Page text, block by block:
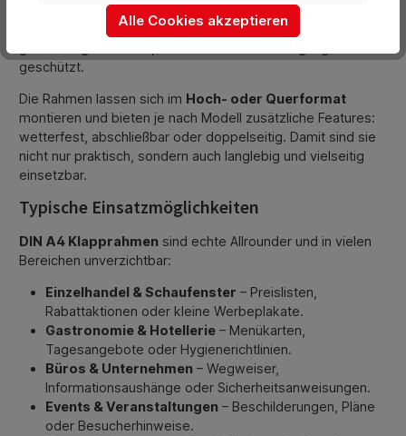
und resistent gegen Korrosion. Dank derAntireflex-
bleiben Inhalte gut sichtbar und sind
geschützt.
Die Rahmen lassen sich im Hoch- oder Querformat
montieren und bieten je nach Modell zusätzliche Features:
wetterfest, abschließbar oder doppelseitig. Damit sind sie
nicht nur praktisch, sondern auch langlebig und vielseitig
einsetzbar.
Typische Einsatzmöglichkeiten
DIN A4 Klapprahmen sind echte Allrounder und in vielen
Bereichen unverzichtbar:
Einzelhandel & Schaufenster – Preislisten,
Rabattaktionen oder kleine Werbeplakate.
Gastronomie & Hotellerie– Menükarten,
Tagesangebote oder Hygienerichtlinien.
Büros & Unternehmen – Wegweiser,
Informationsaushänge oder Sicherheitsanweisungen.
Events & Veranstaltungen – Beschilderungen, Pläne
oder Besucherhinweise.
Alle Cookies akzeptieren